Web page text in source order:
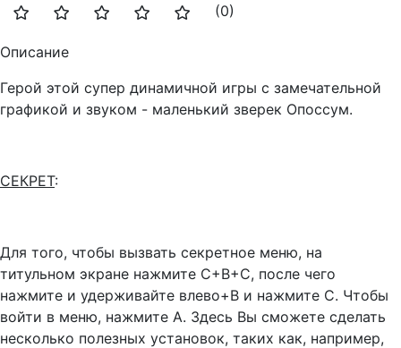
(0)
Описание
Герой этой супер динамичной игры с замечательной
графикой и звуком - маленький зверек Опоссум.
СЕКРЕТ:
Для того, чтобы вызвать секретное меню, на
титульном экране нажмите С+В+С, после чего
нажмите и удерживайте влево+В и нажмите С. Чтобы
войти в меню, нажмите А. Здесь Вы сможете сделать
несколько полезных установок, таких как, например,